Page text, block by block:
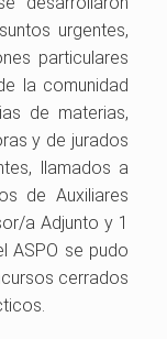
urgentes,
particulares
la comunidad
de materias,
y de jurados
llamados a
de Auxiliares
a Adjunto y 1
ASPO se pudo
cerrados